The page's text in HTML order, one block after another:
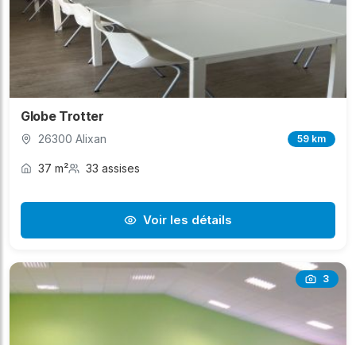
Globe Trotter
26300 Alixan 59 km
37 m² 33 assises
Voir les détails
3